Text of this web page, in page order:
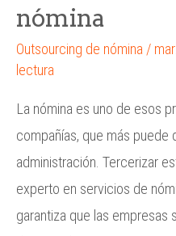
nómina
Outsourcing de nómina /
lectura
La nómina es uno de esos
compañías, que más
administración. Tercerizar
experto en servicios de
garantiza que las empresas